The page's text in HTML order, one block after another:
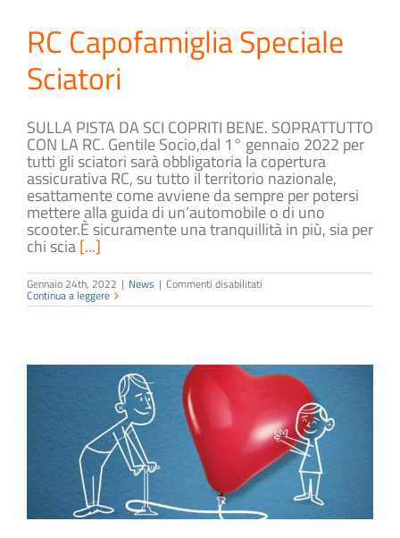
RC Capofamiglia Speciale
Sciatori
SULLA PISTA DA SCI COPRITI BENE. SOPRATTUTTO
CON LA RC. Gentile Socio,dal 1° gennaio 2022 per
tutti gli sciatori sarà obbligatoria la copertura
assicurativa RC, su tutto il territorio nazionale,
esattamente come avviene da sempre per potersi
mettere alla guida di un’automobile o di uno
scooter.È sicuramente una tranquillità in più, sia per
chi scia[...]
Gennaio 24th, 2022 | News | Commenti disabilitati
Capofamiglia
Continua a leggere